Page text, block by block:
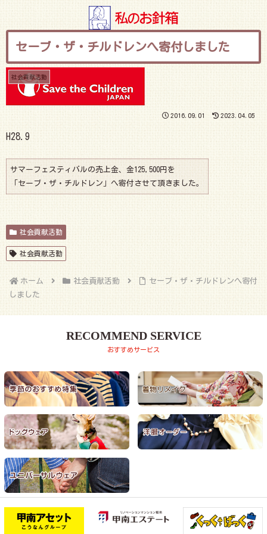
セーブ・ザ・チルドレンへ寄付しました
社会貢献活動
2016.09.01 2023.04.05
H28.9
サマーフェスティバルの売上金、金125,500円を
「セーブ・ザ・チルドレン」へ寄付させて頂きました。
社会貢献活動
社会貢献活動
ホーム 社会貢献活動
セーブ・ザ・チルドレンへ寄付
しました
RECOMMEND SERVICE
おすすめサービス